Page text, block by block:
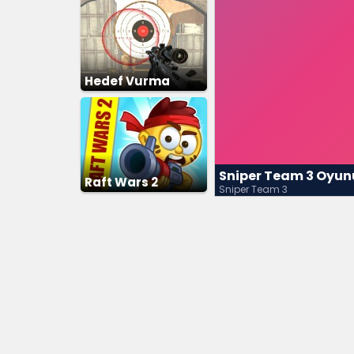
Hedef Vurma
Raft Wars 2 Sniper Team 3
Sniper Team 3